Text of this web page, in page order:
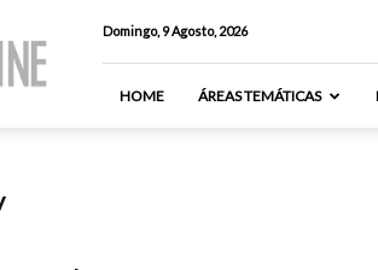
Domingo, 9 Agosto, 2026
HOME ÁREAS TEMÁTICAS